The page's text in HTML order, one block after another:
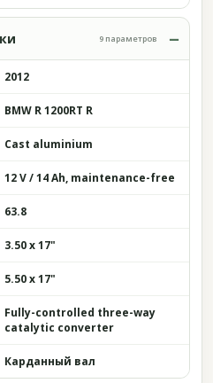
9 параметров
2012
BMW R 1200RT R
Cast aluminium
12 V / 14 Ah, maintenance-free
63.8
3.50 x 17"
5.50 x 17"
Fully-controlled three-way
catalytic converter
Карданный вал